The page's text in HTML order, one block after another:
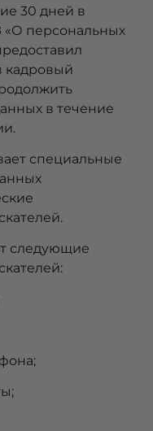
30 дней в
«О персональных
кадровый
в течение
специальные
следующие